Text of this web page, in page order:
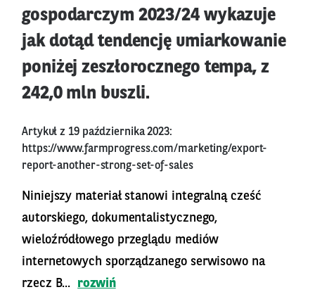
gospodarczym 2023/24 wykazuje
jak dotąd tendencję umiarkowanie
poniżej zeszłorocznego tempa, z
242,0 mln buszli.
Artykuł z 19 października 2023:
https://www.farmprogress.com/marketing/export-
report-another-strong-set-of-sales
Niniejszy materiał stanowi integralną cześć
autorskiego, dokumentalistycznego,
wieloźródłowego przeglądu mediów
internetowych sporządzanego serwisowo na
rzecz B...
rozwiń